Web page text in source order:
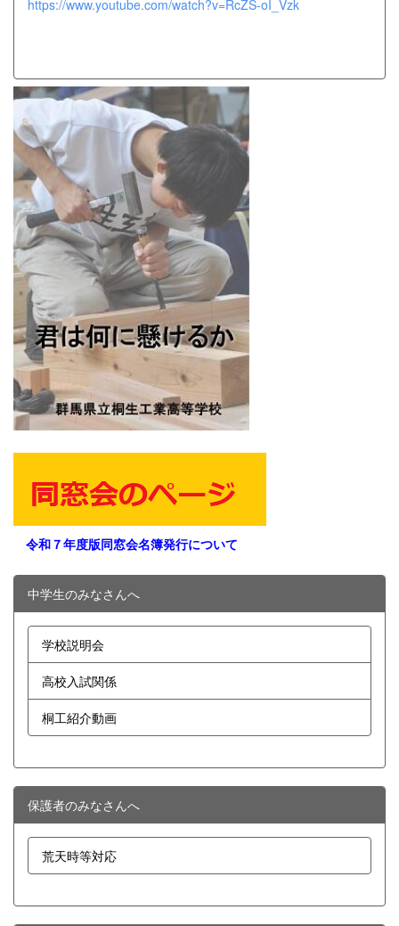
https://www.youtube.com/watch?v=RcZS-oI_Vzk
令和７年度版同窓会名簿発行について
中学生のみなさんへ
学校説明会
高校入試関係
桐工紹介動画
保護者のみなさんへ
荒天時等対応